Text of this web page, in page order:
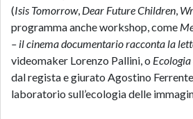
(Isis Tomorrow, Dear Future Children,
programma anche workshop, come
– il cinema documentario racconta la
videomaker Lorenzo Pallini, o
dal regista e giurato Agostino
laboratorio sull’ecologia delle